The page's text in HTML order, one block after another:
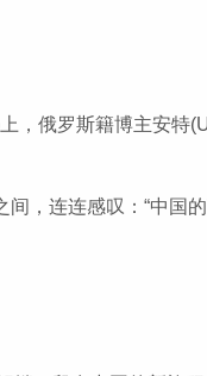
，俄罗斯籍博主安特
，连连感叹：“中国